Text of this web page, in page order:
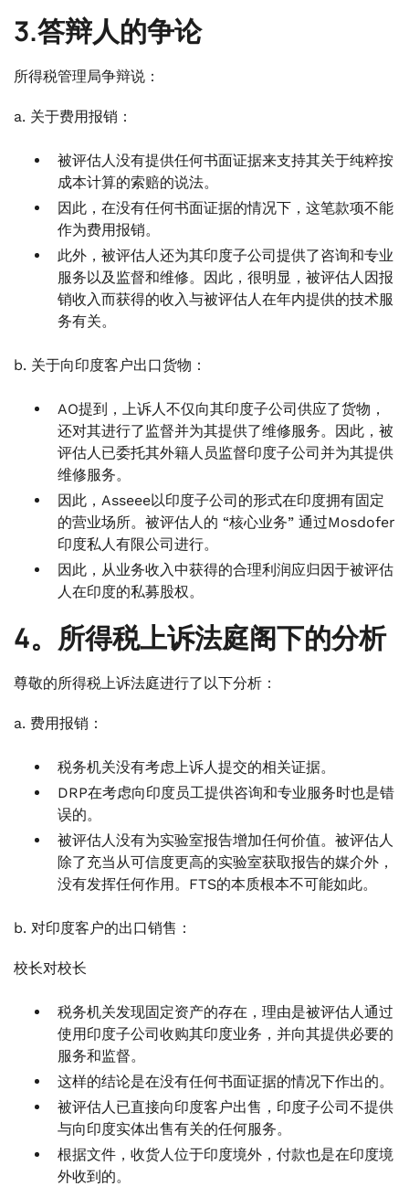
3.答辩人的争论
所得税管理局争辩说：
a. 关于费用报销：
被评估人没有提供任何书面证据来支持其关于纯粹按
成本计算的索赔的说法。
因此，在没有任何书面证据的情况下，这笔款项不能
作为费用报销。
此外，被评估人还为其印度子公司提供了咨询和专业
服务以及监督和维修。因此，很明显，被评估人因报
销收入而获得的收入与被评估人在年内提供的技术服
务有关。
b. 关于向印度客户出口货物：
AO提到，上诉人不仅向其印度子公司供应了货物，
还对其进行了监督并为其提供了维修服务。因此，被
评估人已委托其外籍人员监督印度子公司并为其提供
维修服务。
因此，Asseee以印度子公司的形式在印度拥有固定
的营业场所。被评估人的 “核心业务” 通过Mosdofer
印度私人有限公司进行。
因此，从业务收入中获得的合理利润应归因于被评估
人在印度的私募股权。
4。所得税上诉法庭阁下的分析
尊敬的所得税上诉法庭进行了以下分析：
a. 费用报销：
税务机关没有考虑上诉人提交的相关证据。
DRP在考虑向印度员工提供咨询和专业服务时也是错
误的。
被评估人没有为实验室报告增加任何价值。被评估人
除了充当从可信度更高的实验室获取报告的媒介外，
没有发挥任何作用。FTS的本质根本不可能如此。
b. 对印度客户的出口销售：
校长对校长
税务机关发现固定资产的存在，理由是被评估人通过
使用印度子公司收购其印度业务，并向其提供必要的
服务和监督。
这样的结论是在没有任何书面证据的情况下作出的。
被评估人已直接向印度客户出售，印度子公司不提供
与向印度实体出售有关的任何服务。
根据文件，收货人位于印度境外，付款也是在印度境
外收到的。